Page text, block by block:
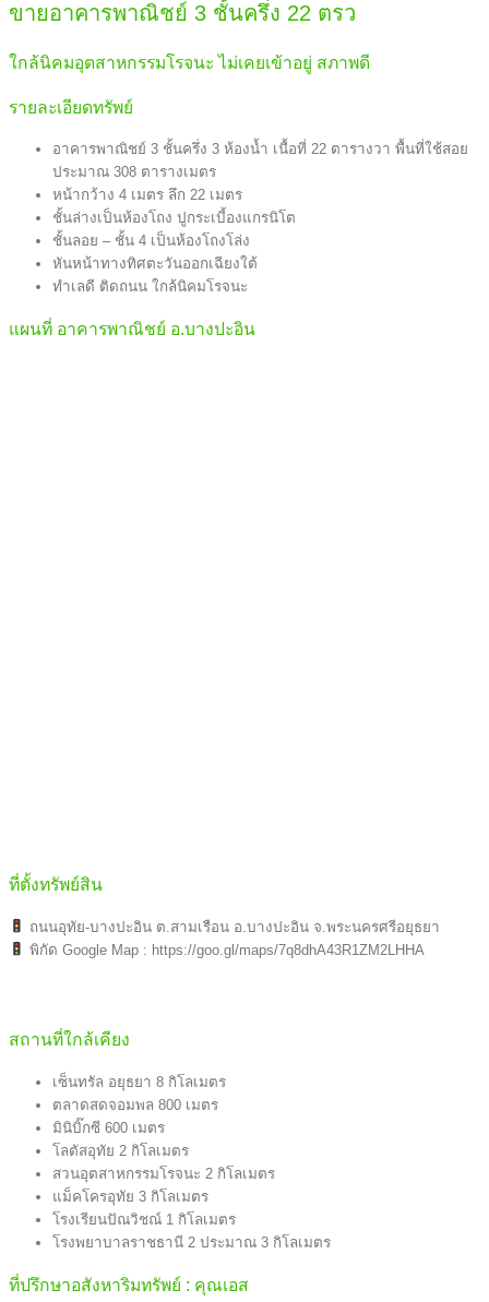
ขายอาคารพาณิชย์ 3 ชั้นครึ่ง 22 ตรว
ใกล้นิคมอุตสาหกรรมโรจนะ ไม่เคยเข้าอยู่ สภาพดี
รายละเอียดทรัพย์
อาคารพาณิชย์ 3 ชั้นครึ่ง 3 ห้องน้ำ เนื้อที่ 22 ตารางวา พื้นที่ใช้สอย
ประมาณ 308 ตารางเมตร
หน้ากว้าง 4 เมตร ลึก 22 เมตร
ชั้นล่างเป็นห้องโถง ปูกระเบี้องแกรนิโต
ชั้นลอย – ชั้น 4 เป็นห้องโถงโล่ง
หันหน้าทางทิศตะวันออกเฉียงใต้
ทำเลดี ติดถนน ใกล้นิคมโรจนะ
แผนที่ อาคารพาณิชย์ อ.บางปะอิน
ที่ตั้งทรัพย์สิน
ถนนอุทัย-บางปะอิน ต.สามเรือน อ.บางปะอิน จ.พระนครศรีอยุธยา
พิกัด Google Map : https://goo.gl/maps/7q8dhA43R1ZM2LHHA
สถานที่ใกล้เคียง
เซ็นทรัล อยุธยา 8 กิโลเมตร
ตลาดสดจอมพล 800 เมตร
มินิบิ๊กซี 600 เมตร
โลตัสอุทัย 2 กิโลเมตร
สวนอุตสาหกรรมโรจนะ 2 กิโลเมตร
แม็คโครอุทัย 3 กิโลเมตร
โรงเรียนปัณวิชณ์ 1 กิโลเมตร
โรงพยาบาลราชธานี 2 ประมาณ 3 กิโลเมตร
ที่ปรึกษาอสังหาริมทรัพย์ : คุณเอส